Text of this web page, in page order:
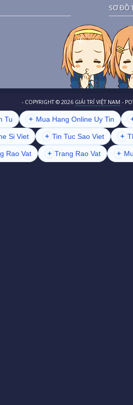
SƠ ĐỒ
- COPYRIGHT © 2026 GIẢI TRÍ VIỆT NAM -
Tu + Mua Hang Online Uy Tin
Si Viet + Tin Tuc Sao Viet +
Rao Vat + Trang Rao Vat +